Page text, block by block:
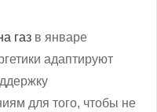
газ в январе
адаптируют
для того, чтобы не